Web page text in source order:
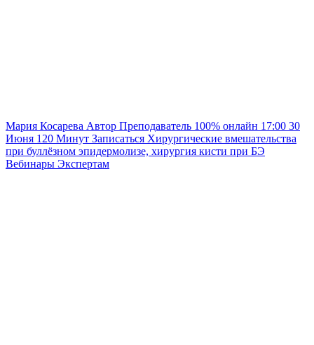
Мария Косарева Автор Преподаватель 100% онлайн 17:00 30
Июня 120 Минут Записаться Хирургические вмешательства
при буллёзном эпидермолизе, хирургия кисти при БЭ
Вебинары Экспертам